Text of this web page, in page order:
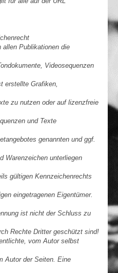
Publikationen die
Videosequenzen
Grafiken,
nutzen oder auf lizenzfreie
und Texte
genannten und ggf.
unterliegen
Kennzeichenrechts
Eigentümer.
ist nicht der Schluss zu
Dritter geschützt sind!
vom Autor selbst
der Seiten. Eine